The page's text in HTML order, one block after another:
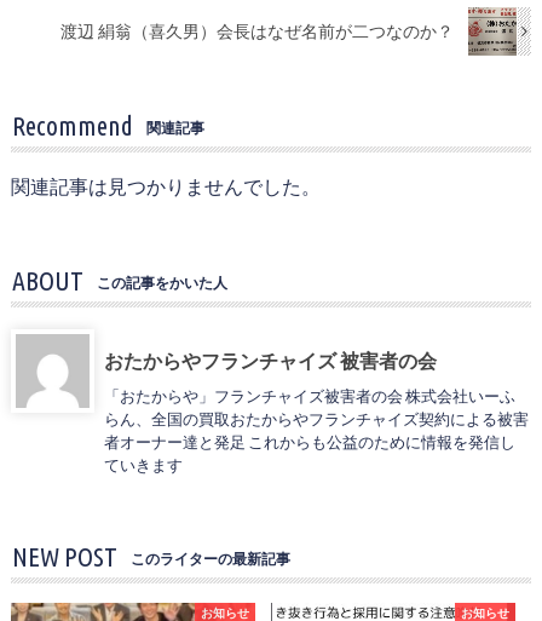
渡辺 絹翁（喜久男）会長はなぜ名前が二つなのか？
Recommend 関連記事
関連記事は見つかりませんでした。
ABOUT この記事をかいた人
おたからやフランチャイズ 被害者の会
「おたからや」フランチャイズ被害者の会 株式会社いーふ
らん、全国の買取おたからやフランチャイズ契約による被害
者オーナー達と発足 これからも公益のために情報を発信し
ていきます
NEW POST このライターの最新記事
お知らせ お知らせ